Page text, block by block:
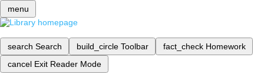
menu
search Search build_circle Toolbar fact_check Homework
cancel Exit Reader Mode